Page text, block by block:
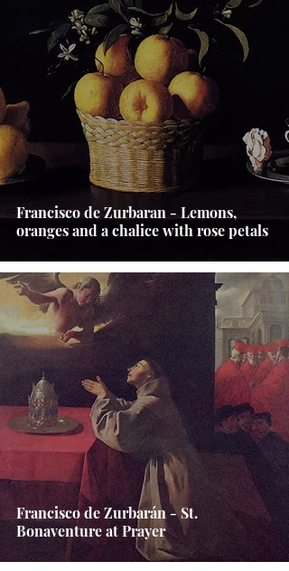
Francisco de Zurbaran - Lemons,
oranges and a chalice with rose petals
Francisco de Zurbarán - St.
Bonaventure at Prayer